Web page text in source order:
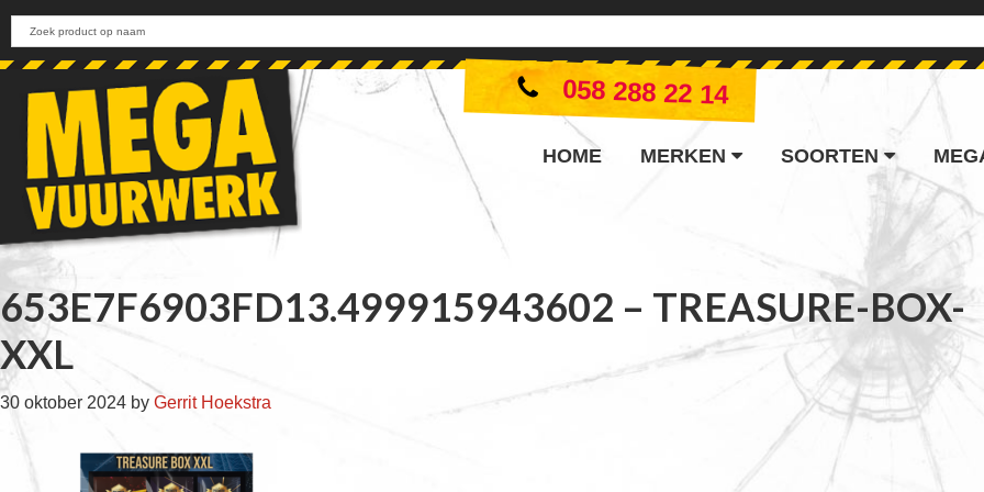
primary
navigation
main
content
primary
sidebar
footer
058 288 22 14
HOME MERKEN SOORTEN
653E7F6903FD13.499915943602 – TREASURE-BOX-
XXL
30 oktober 2024 by Gerrit Hoekstra